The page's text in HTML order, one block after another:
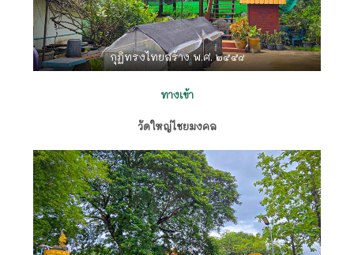
กุฏิทรงไทยสร้าง พ.ศ. ๒๕๕๘
ทางเข้า
วัดใหญ่ไชยมงคล